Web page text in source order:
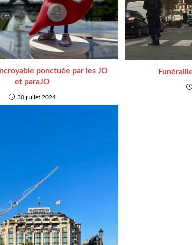
ponctuée par les JO
et paraJO
30 juillet 2024